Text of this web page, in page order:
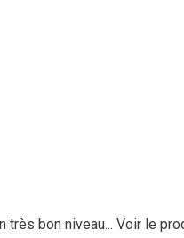
très bon niveau... Voir le